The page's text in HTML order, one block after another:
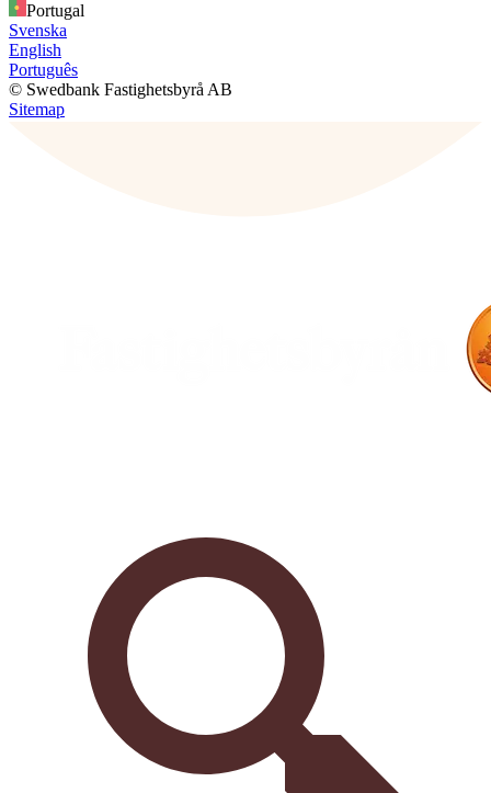
Portugal
Svenska
English
Português
© Swedbank Fastighetsbyrå AB
Sitemap